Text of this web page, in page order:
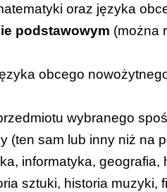
oraz języka
podstawowym (można
obcego
wybranego
(ten sam lub inny niż na
informatyka, geografia,
sztuki, historia muzyki,